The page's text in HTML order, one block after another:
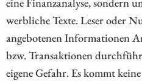
werbliche Texte. Leser oder
angebotenen Informationen
bzw. Transaktionen
eigene Gefahr. Es kommt